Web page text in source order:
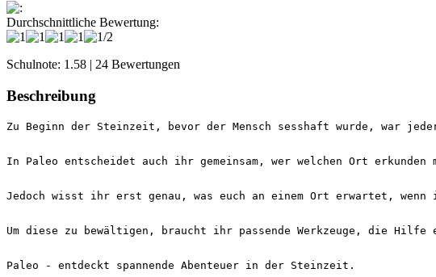
:
Durchschnittliche Bewertung:
Schulnote: 1.58 | 24 Bewertungen
Beschreibung
Paleo - entdeckt spannende Abenteuer in der Steinzeit.